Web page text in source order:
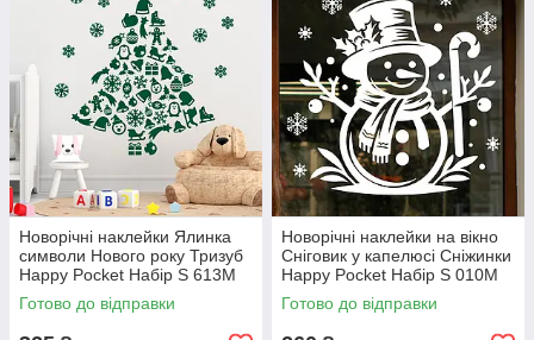
Новорічні наклейки Ялинка
символи Нового року Тризуб
Happy Pocket Набір S 613M
(HP-152S-613M)
Готово до відправки
Новорічні наклейки на вікно
Сніговик у капелюсі Сніжинки
Happy Pocket Набір S 010M
(HP-153S-010M)
Готово до відправки